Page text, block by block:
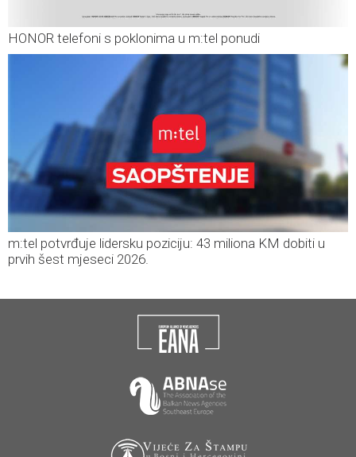
HONOR telefoni s poklonima u m:tel ponudi
m:tel potvrđuje lidersku poziciju: 43 miliona KM dobiti u
prvih šest mjeseci 2026.